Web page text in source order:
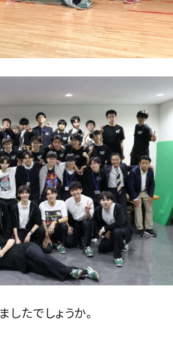
たでしょうか。